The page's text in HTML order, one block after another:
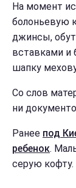
На момент
болоньевую
джинсы,
вставками и
шапку
Со слов
ни
Ранее под
ребенок.
серую кофту.